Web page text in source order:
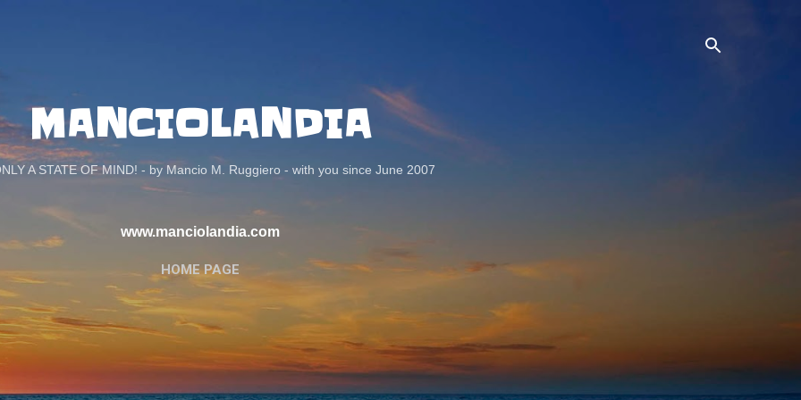
MANCIOLANDIA
A STATE OF MIND! - by Mancio M. Ruggiero - with you since June 2007
www.manciolandia.com
HOME PAGE